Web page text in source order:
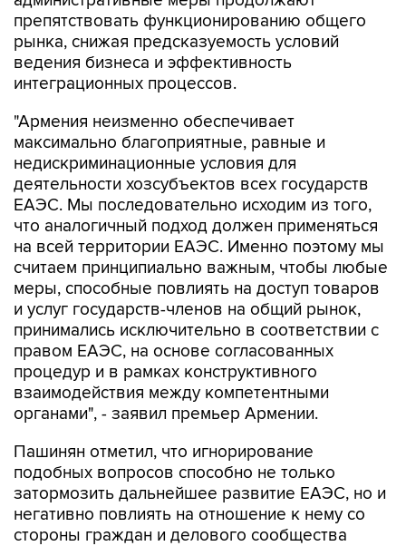
препятствовать функционированию общего
рынка, снижая предсказуемость условий
ведения бизнеса и эффективность
интеграционных процессов.
"Армения неизменно обеспечивает
максимально благоприятные, равные и
недискриминационные условия для
деятельности хозсубъектов всех государств
ЕАЭС. Мы последовательно исходим из того,
что аналогичный подход должен применяться
на всей территории ЕАЭС. Именно поэтому мы
считаем принципиально важным, чтобы любые
меры, способные повлиять на доступ товаров
и услуг государств-членов на общий рынок,
принимались исключительно в соответствии с
правом ЕАЭС, на основе согласованных
процедур и в рамках конструктивного
взаимодействия между компетентными
органами", - заявил премьер Армении.
Пашинян отметил, что игнорирование
подобных вопросов способно не только
затормозить дальнейшее развитие ЕАЭС, но и
негативно повлиять на отношение к нему со
стороны граждан и делового сообщества